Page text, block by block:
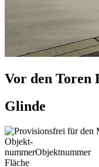
Vor den Toren
Glinde
Objekt-
nummerObjektnummer
Fläche